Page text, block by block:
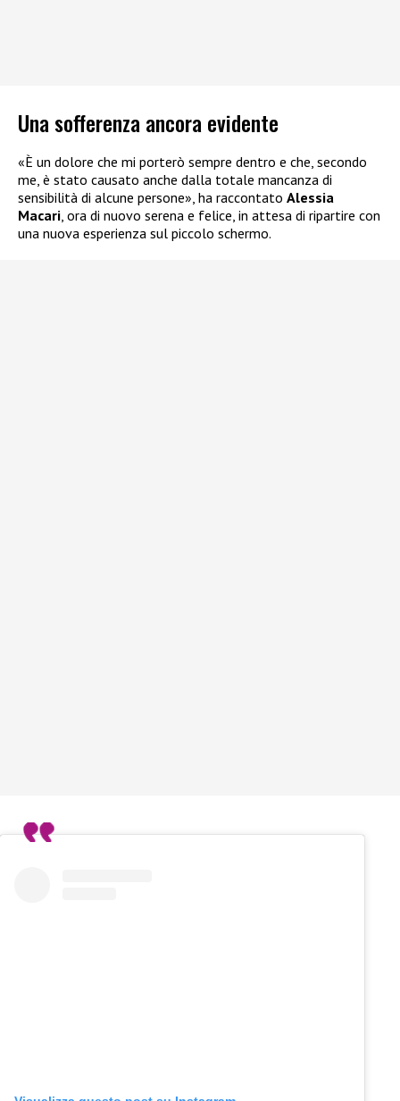
Una sofferenza ancora evidente
«È un dolore che mi porterò sempre dentro e che, secondo
me, è stato causato anche dalla totale mancanza di
sensibilità di alcune persone», ha raccontato Alessia
Macari , ora di nuovo serena e felice, in attesa di ripartire con
una nuova esperienza sul piccolo schermo.